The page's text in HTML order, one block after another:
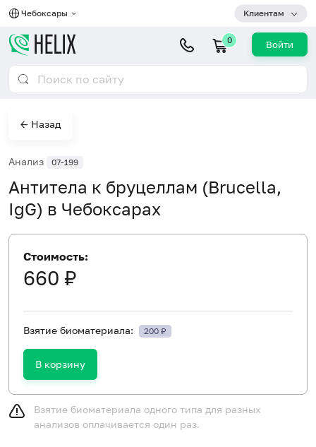
Чебоксары Клиентам
0 Войти
← Назад
Анализ 07-199
Антитела к бруцеллам (Brucella,
IgG) в Чебоксарах
Стоимость:
660 ₽
Взятие биоматериала: 200 ₽
В корзину
Взятие биоматериала одного типа для разных
анализов оплачивается один раз.